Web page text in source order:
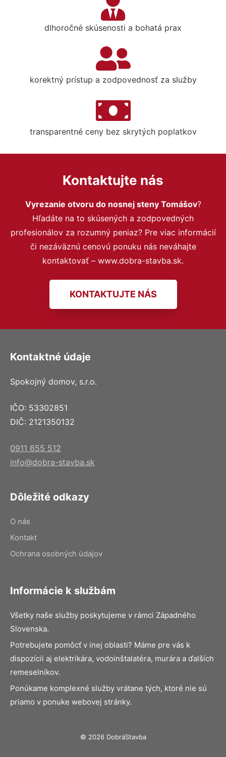
dlhoročné skúsenosti a bohatá prax
korektný prístup a zodpovednosť za služby
transparentné ceny bez skrytých poplatkov
Kontaktujte nás
Vyrezanie otvoru do nosnej steny Tomášov?
Hľadáte na to skúsených a zodpovedných
profesionálov za rozumný peniaz? Pre viac informácií
či nezáväznú cenovú ponuku nás neváhajte
kontaktovať – www.dobra-stavba.sk.
KONTAKTUJTE NÁS
Kontaktné údaje
Spokojný domov, s.r.o.
IČO: 53302851
DIČ: 2121350132
0911 655 512
info@dobra-stavba.sk
Dôležité odkazy
O nás
Kontakt
Ochrana osobných údajov
Informácie k službám
Všetky naše služby poskytujeme v rámci Západného
Slovenska.
Potrebujete pomôcť v inej oblasti? Máme pre vás k
dispozícii aj elektrikára, vodoinštalatéra, murára a ďalších
remeselníkov.
Ponúkame komplexné služby vrátane tých, ktoré nie sú
priamo v ponuke webovej stránky.
© 2026 DobráStavba